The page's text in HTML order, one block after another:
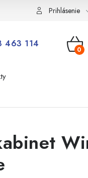
Prihlásenie
463 114